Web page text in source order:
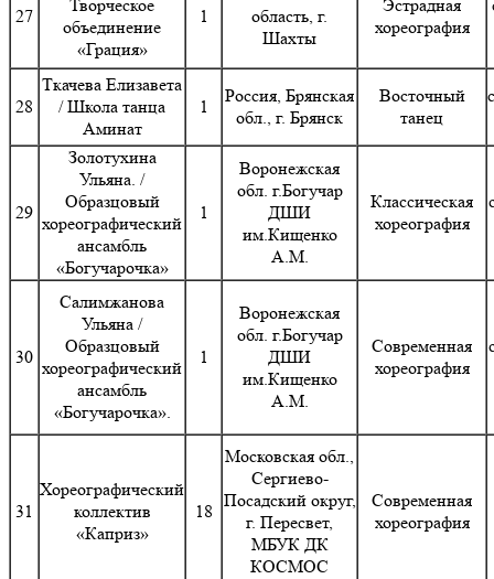
27
Творческое
объединение
«Грация»
1
область, г.
Шахты
Эстрадная
хореография
28
Ткачева Елизавета
/ Школа танца
Аминат
1
Россия, Брянская
обл., г. Брянск
Восточный
танец
29
Золотухина
Ульяна. /
Образцовый
хореографический
ансамбль
«Богучарочка»
1
Воронежская
обл. г.Богучар
ДШИ
им.Кищенко
А.М.
Классическая
хореография
30
Салимжанова
Ульяна /
Образцовый
хореографический
ансамбль
«Богучарочка».
1
Воронежская
обл. г.Богучар
ДШИ
им.Кищенко
А.М.
Современная
хореография
31
Хореографический
коллектив
«Каприз»
18
Московская обл.,
Сергиево-
Посадский округ,
г. Пересвет,
МБУК ДК
КОСМОС
Современная
хореография